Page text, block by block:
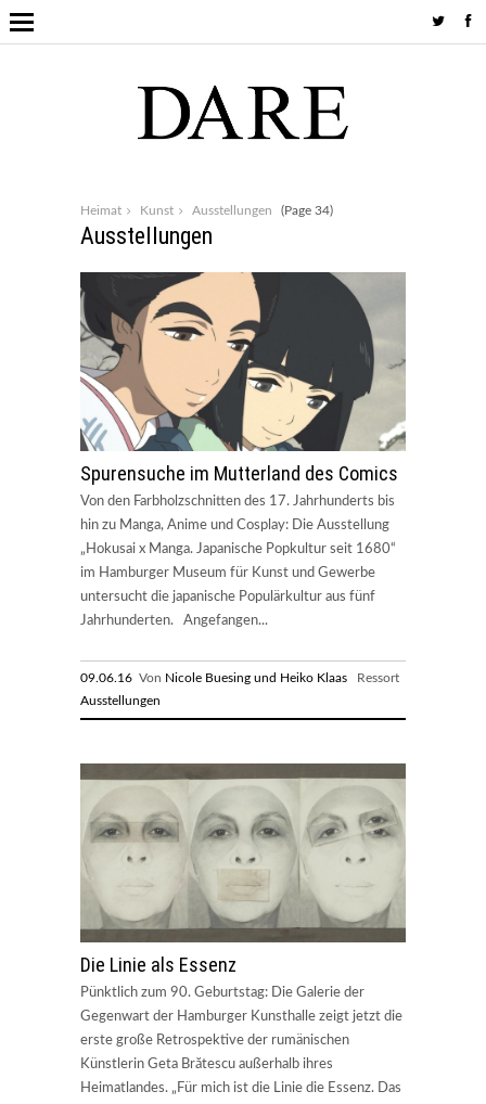
Heimat Kunst Ausstellungen (Page 34)
Ausstellungen
Spurensuche im Mutterland des Comics
Von den Farbholzschnitten des 17. Jahrhunderts bis
hin zu Manga, Anime und Cosplay: Die Ausstellung
„Hokusai x Manga. Japanische Popkultur seit 1680“
im Hamburger Museum für Kunst und Gewerbe
untersucht die japanische Populärkultur aus fünf
Jahrhunderten. Angefangen...
09.06.16 Von Nicole Buesing und Heiko Klaas Ressort
Ausstellungen
Die Linie als Essenz
Pünktlich zum 90. Geburtstag: Die Galerie der
Gegenwart der Hamburger Kunsthalle zeigt jetzt die
erste große Retrospektive der rumänischen
Künstlerin Geta Brătescu außerhalb ihres
Heimatlandes. „Für mich ist die Linie die Essenz. Das